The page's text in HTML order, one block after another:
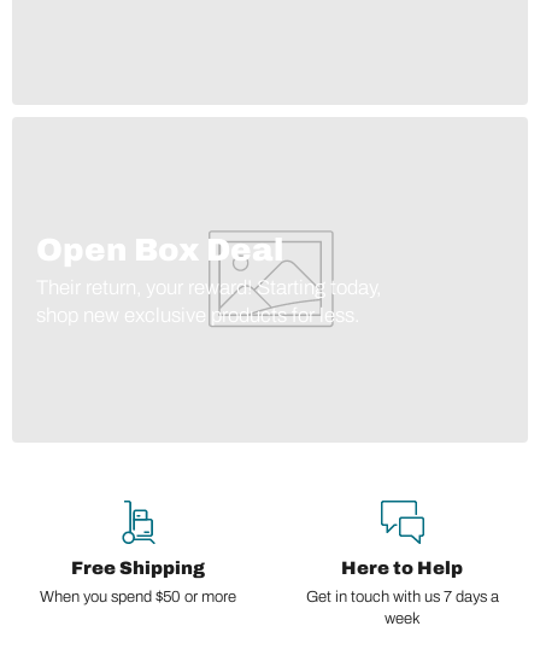
Open Box Deal
Their return, your reward! Starting today,
shop new exclusive products for less.
Free Shipping
When you spend $50 or more
Here to Help
Get in touch with us 7 days a
week